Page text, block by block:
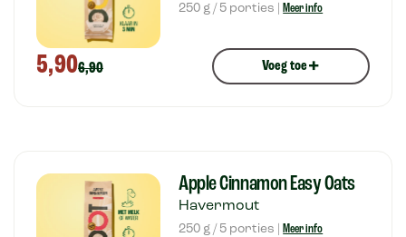
250 g / 5 porties | Meer info
5,906,90 Voeg toe+
Apple Cinnamon Easy Oats
Havermout
250 g / 5 porties | Meer info